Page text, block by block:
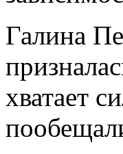
Галина
хватает